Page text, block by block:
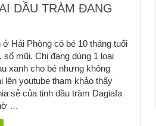
DẦU TRÀM ĐANG
ở Hải Phòng có bé 10 tháng tuổi
sổ mũi. Chị đang dùng 1 loại
xanh cho bé nhưng không
lên youtube tham khảo thấy
sẻ của tinh dầu tràm Dagiafa
…